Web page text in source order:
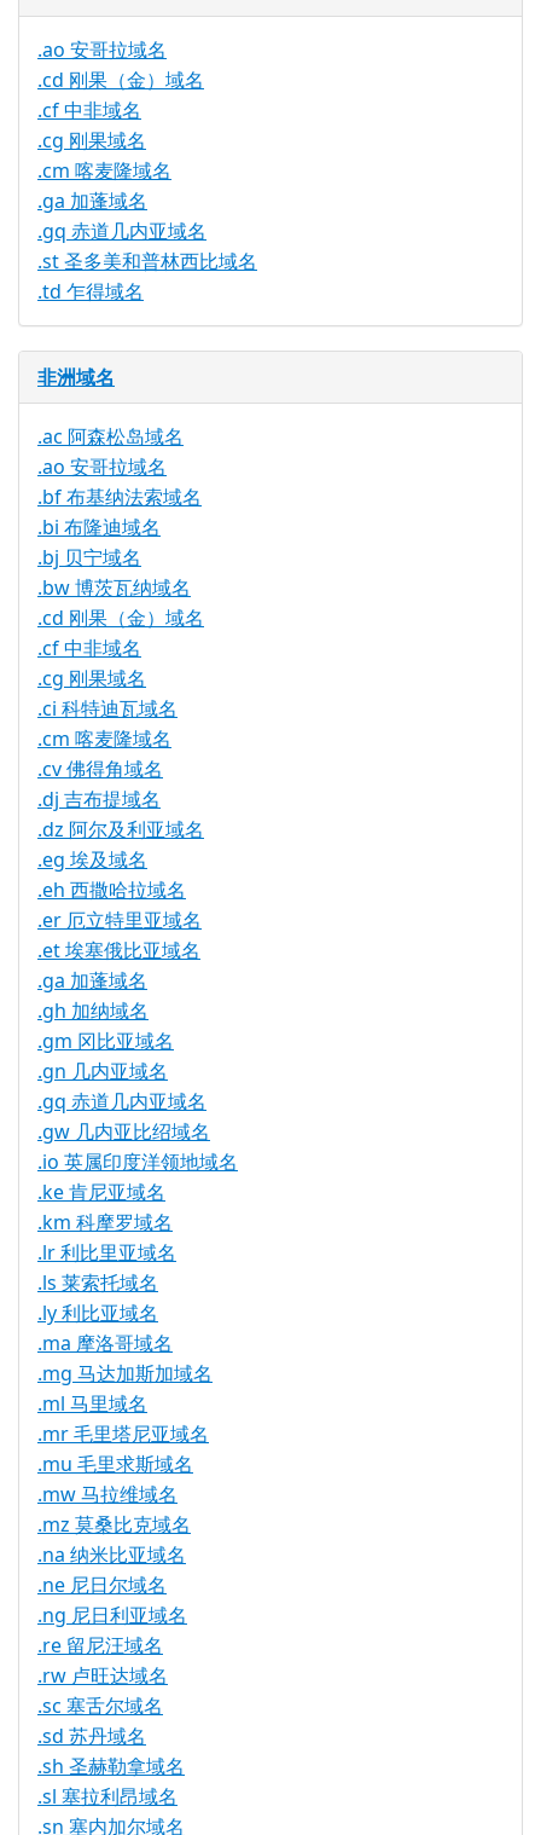
.ao 安哥拉域名
.cd 刚果（金）域名
.cf 中非域名
.cg 刚果域名
.cm 喀麦隆域名
.ga 加蓬域名
.gq 赤道几内亚域名
.st 圣多美和普林西比域名
.td 乍得域名
非洲域名
.ac 阿森松岛域名
.ao 安哥拉域名
.bf 布基纳法索域名
.bi 布隆迪域名
.bj 贝宁域名
.bw 博茨瓦纳域名
.cd 刚果（金）域名
.cf 中非域名
.cg 刚果域名
.ci 科特迪瓦域名
.cm 喀麦隆域名
.cv 佛得角域名
.dj 吉布提域名
.dz 阿尔及利亚域名
.eg 埃及域名
.eh 西撒哈拉域名
.er 厄立特里亚域名
.et 埃塞俄比亚域名
.ga 加蓬域名
.gh 加纳域名
.gm 冈比亚域名
.gn 几内亚域名
.gq 赤道几内亚域名
.gw 几内亚比绍域名
.io 英属印度洋领地域名
.ke 肯尼亚域名
.km 科摩罗域名
.lr 利比里亚域名
.ls 莱索托域名
.ly 利比亚域名
.ma 摩洛哥域名
.mg 马达加斯加域名
.ml 马里域名
.mr 毛里塔尼亚域名
.mu 毛里求斯域名
.mw 马拉维域名
.mz 莫桑比克域名
.na 纳米比亚域名
.ne 尼日尔域名
.ng 尼日利亚域名
.re 留尼汪域名
.rw 卢旺达域名
.sc 塞舌尔域名
.sd 苏丹域名
.sh 圣赫勒拿域名
.sl 塞拉利昂域名
.sn 塞内加尔域名